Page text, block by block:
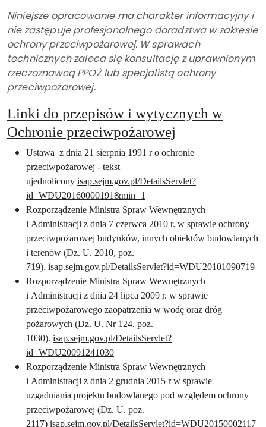
Niniejsze opracowanie ma charakter informacyjny i
nie zastępuje profesjonalnego doradztwa w zakresie
ochrony przeciwpożarowej. W sprawach
technicznych zaleca się konsultację z uprawnionym
rzeczoznawcą PPOŻ lub specjalistą ochrony
przeciwpożarowej.
Linki do przepisów i wytycznych w
Ochronie przeciwpożarowej
Ustawa z dnia 21 sierpnia 1991 r o ochronie
przeciwpożarowej - tekst
ujednolicony isap.sejm.gov.pl/DetailsServlet?
id=WDU20160000191&min=1
Rozporządzenie Ministra Spraw Wewnętrznych
i Administracji z dnia 7 czerwca 2010 r. w sprawie ochrony
przeciwpożarowej budynków, innych obiektów budowlanych
i terenów (Dz. U. 2010, poz.
719). isap.sejm.gov.pl/DetailsServlet?id=WDU20101090719
Rozporządzenie Ministra Spraw Wewnętrznych
i Administracji z dnia 24 lipca 2009 r. w sprawie
przeciwpożarowego zaopatrzenia w wodę oraz dróg
pożarowych (Dz. U. Nr 124, poz.
1030). isap.sejm.gov.pl/DetailsServlet?
id=WDU20091241030
Rozporządzenie Ministra Spraw Wewnętrznych
i Administracji z dnia 2 grudnia 2015 r w sprawie
uzgadniania projektu budowlanego pod względem ochrony
przeciwpożarowej (Dz. U. poz.
2117) isap.sejm.gov.pl/DetailsServlet?id=WDU20150002117